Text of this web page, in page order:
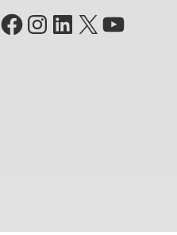
Facebook
Instagram
LinkedIn
X